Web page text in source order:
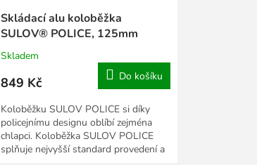
Skládací alu koloběžka
SULOV® POLICE, 125mm
Skladem
849 Kč Do košíku
Koloběžku SULOV POLICE si díky
policejnímu designu oblíbí zejména
chlapci. Koloběžka SULOV POLICE
splňuje nejvyšší standard provedení a